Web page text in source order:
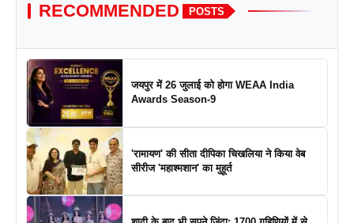
RECOMMENDED POSTS
जयपुर में 26 जुलाई को होगा WEAA India
Awards Season-9
'रामायण' की सीता दीपिका चिखलिया ने किया वेब
सीरीज 'महाश्मशान' का मुहूर्त